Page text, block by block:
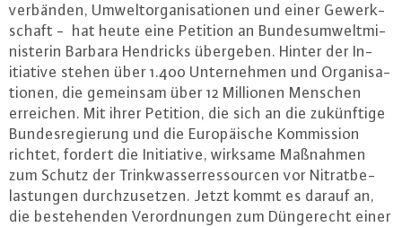
ver­bän­den, Um­welt­or­ga­ni­sa­tio­nen und einer Ge­werk­
schaft - hat heute eine Petition an Bun­des­um­welt­mi­
nis­te­rin Barbara Hendricks übergeben. Hinter der In­
itia­ti­ve stehen über 1.400 Un­ter­neh­men und Or­ga­ni­sa­
tio­nen, die gemeinsam über 12 Millionen Menschen
erreichen. Mit ihrer Petition, die sich an die zu­künf­ti­ge
Bun­des­re­gie­rung und die Eu­ro­päi­sche Kom­mis­si­on
richtet, fordert die In­itia­ti­ve, wirksame Maßnahmen
zum Schutz der Trink­was­ser­res­sour­cen vor Ni­trat­be­
las­tun­gen durch­zu­set­zen. Jetzt kommt es darauf an,
die be­ste­hen­den Ver­ord­nun­gen zum Dün­ge­recht einer